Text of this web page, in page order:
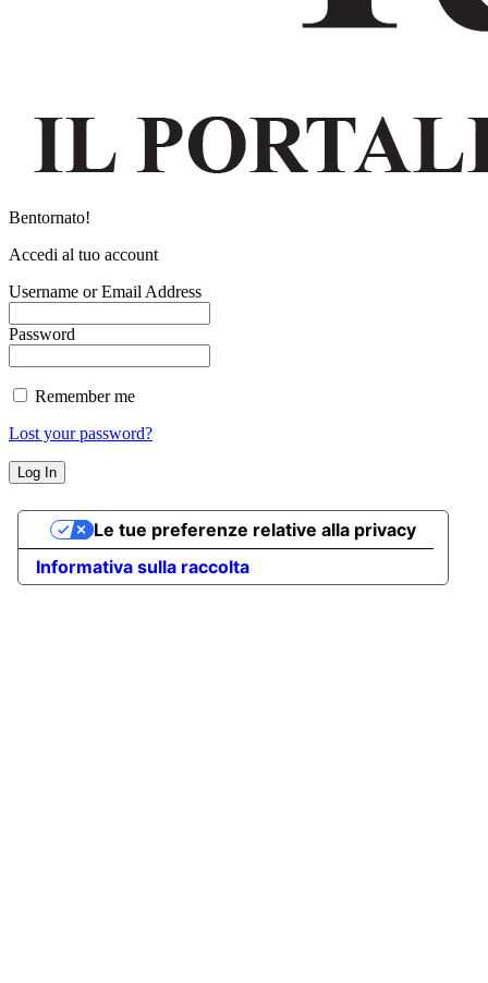
Bentornato!
Accedi al tuo account
Username or Email Address
Password
Remember me
Lost your password?
Informativa sulla raccolta
Le tue preferenze relative alla privacy